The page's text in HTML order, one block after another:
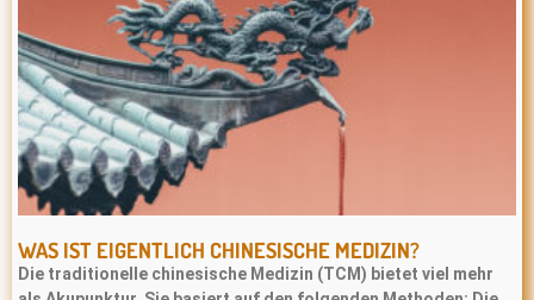
WAS IST EIGENTLICH CHINESISCHE MEDIZIN?
Die traditionelle chinesische Medizin (TCM) bietet viel mehr